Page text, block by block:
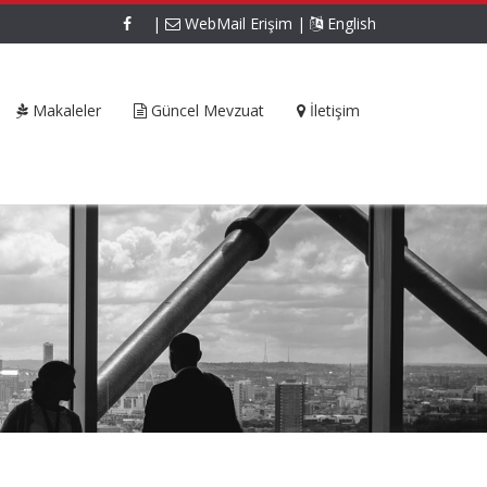
| WebMail Erişim | English
Makaleler Güncel Mevzuat İletişim